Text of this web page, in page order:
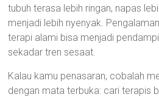
tubuh terasa lebih ringan, napas
menjadi lebih nyenyak.
terapi alami bisa menjadi
sekadar tren sesaat.
Kalau kamu penasaran, cobalah
dengan mata terbuka: cari terapis